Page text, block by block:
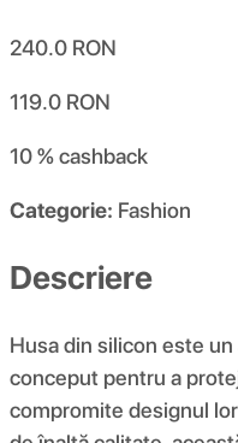
240.0 RON
119.0 RON
10 %cashback
Categorie: Fashion
Descriere
Husa din silicon este
conceput pentru a
compromite designul